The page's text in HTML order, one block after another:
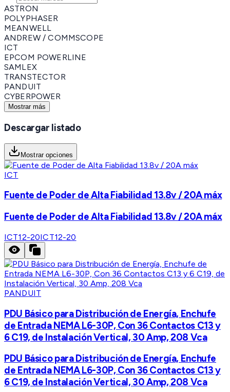
ASTRON
POLYPHASER
MEANWELL
ANDREW / COMMSCOPE
ICT
EPCOM POWERLINE
SAMLEX
TRANSTECTOR
PANDUIT
CYBERPOWER
Mostrar más
Descargar listado
Mostrar opciones
ICT
Fuente de Poder de Alta Fiabilidad 13.8v / 20A máx
Fuente de Poder de Alta Fiabilidad 13.8v / 20A máx
ICT12-20ICT12-20
PANDUIT
PDU Básico para Distribución de Energía, Enchufe
de Entrada NEMA L6-30P, Con 36 Contactos C13 y
6 C19, de Instalación Vertical, 30 Amp, 208 Vca
PDU Básico para Distribución de Energía, Enchufe
de Entrada NEMA L6-30P, Con 36 Contactos C13 y
6 C19, de Instalación Vertical, 30 Amp, 208 Vca